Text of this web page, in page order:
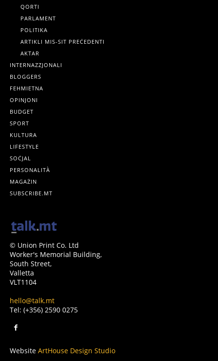
QORTI
PARLAMENT
POLITIKA
ARTIKLI MIS-SIT PREĊEDENTI
AKTAR
INTERNAZZJONALI
BLOGGERS
FEHMIETNA
OPINJONI
BUDGET
SPORT
KULTURA
LIFESTYLE
SOĊJAL
PERSONALITÀ
MAGAŻIN
SUBSCRIBE.MT
© Union Print Co. Ltd
Worker's Memorial Building,
South Street,
Valletta
VLT1104
hello@talk.mt
Tel: (+356) 2590 0275
Website ArtHouse Design Studio